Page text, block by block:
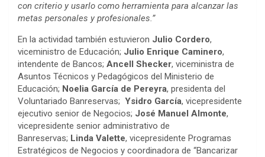
con criterio y usarlo como herramienta para alcanzar las
metas personales y profesionales.”
En la actividad también estuvieron Julio Cordero,
viceministro de Educación; Julio Enrique Caminero,
intendente de Bancos; Ancell Shecker, viceministra de
Asuntos Técnicos y Pedagógicos del Ministerio de
Educación; Noelia García de Pereyra, presidenta del
Voluntariado Banreservas; Ysidro García, vicepresidente
ejecutivo senior de Negocios; José Manuel Almonte,
vicepresidente senior administrativo de
Banreservas; Linda Valette, vicepresidente Programas
Estratégicos de Negocios y coordinadora de “Bancarizar